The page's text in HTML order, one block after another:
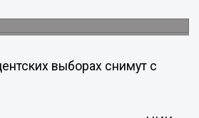
выборах снимут с